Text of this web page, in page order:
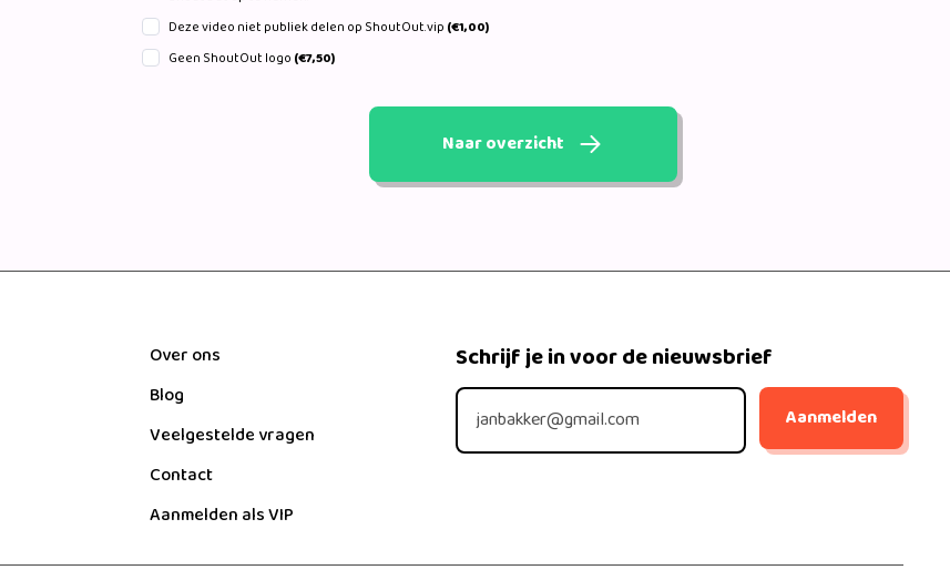
Deze video niet publiek delen op ShoutOut.vip (€1,00)
Geen ShoutOut logo (€7,50)
Naar overzicht
Over ons
Blog
Veelgestelde vragen
Contact
Aanmelden als VIP
Schrijf je in voor de nieuwsbrief
Aanmelden